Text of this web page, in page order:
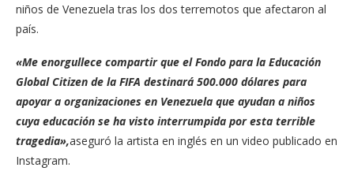
niños de Venezuela tras los dos terremotos que afectaron al
país.
«Me enorgullece compartir que el Fondo para la Educación
Global Citizen de la FIFA destinará 500.000 dólares para
apoyar a organizaciones en Venezuela que ayudan a niños
cuya educación se ha visto interrumpida por esta terrible
tragedia»,aseguró la artista en inglés en un video publicado en
Instagram.